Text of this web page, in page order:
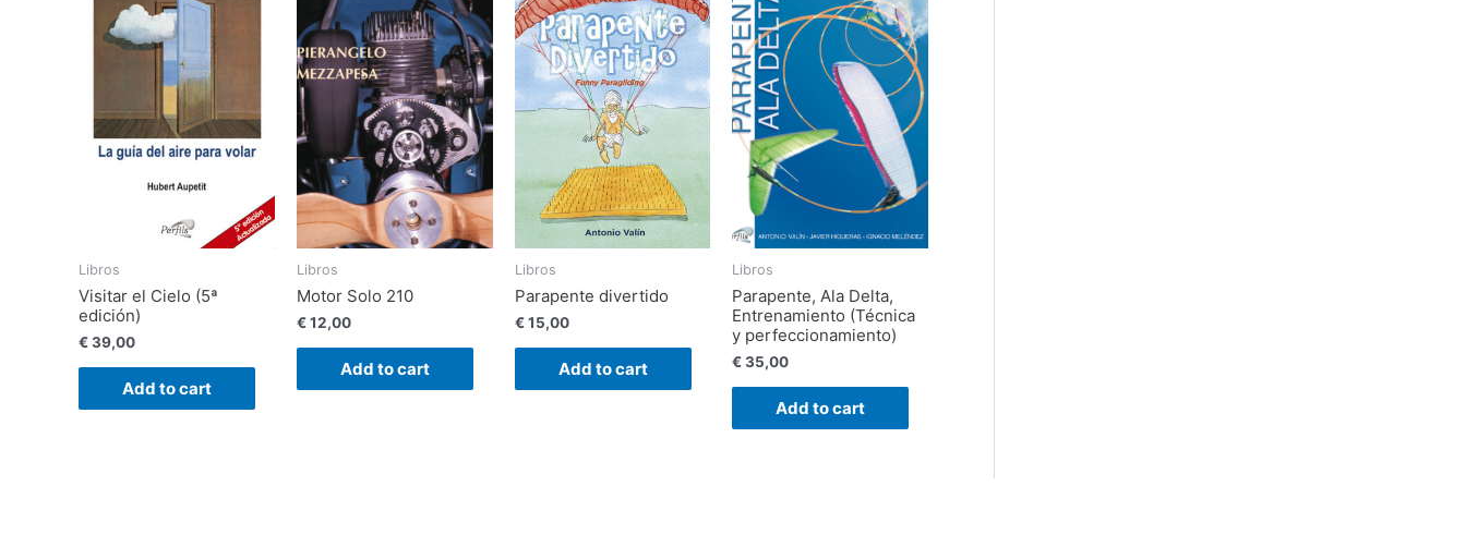
Libros
Visitar el Cielo (5ª
edición)
€39,00
Add to cart
Libros
Motor Solo 210
€12,00
Add to cart
Libros
Parapente divertido
€15,00
Add to cart
Libros
Parapente, Ala Delta,
Entrenamiento (Técnica
y perfeccionamiento)
€35,00
Add to cart